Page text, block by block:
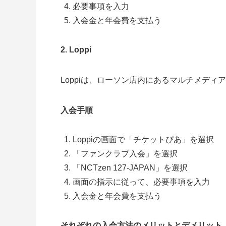
必要事項を入力
入会金と年会費を支払う
2. Loppi
Loppiは、ローソン店内にあるマルチメディア
入会手順
Loppiの画面で「チケットぴあ」を選択
「ファンクラブ入会」を選択
「NCTzen 127-JAPAN」を選択
画面の指示に従って、必要事項を入力
入会金と年会費を支払う